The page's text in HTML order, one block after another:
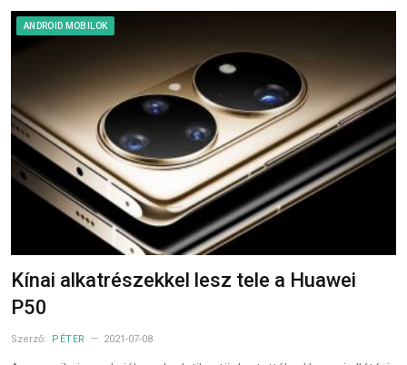
ANDROID MOBILOK
Kínai alkatrészekkel lesz tele a Huawei
P50
Szerző: PÉTER 2021-07-08